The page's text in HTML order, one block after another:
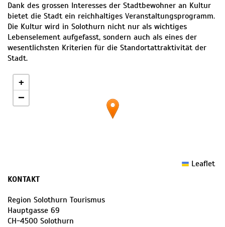
Dank des grossen Interesses der Stadtbewohner an Kultur
bietet die Stadt ein reichhaltiges Veranstaltungsprogramm.
Die Kultur wird in Solothurn nicht nur als wichtiges
Lebenselement aufgefasst, sondern auch als eines der
wesentlichsten Kriterien für die Standortattraktivität der
Stadt.
+
−
Leaflet
KONTAKT
Region Solothurn Tourismus
Hauptgasse 69
CH-4500 Solothurn